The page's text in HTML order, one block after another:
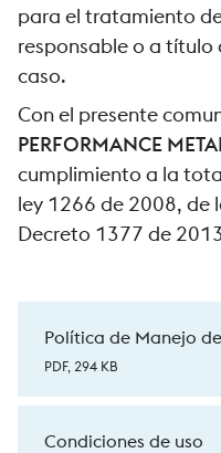
para el tratamiento
responsable o a título
caso.
Con el presente
PERFORMANCE
cumplimiento a la
ley 1266 de 2008, de
Decreto 1377 de
Política de Manejo
PDF, 294 KB
Condiciones de uso